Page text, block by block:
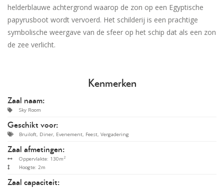
helderblauwe achtergrond waarop de zon op een Egyptische
papyrusboot wordt vervoerd. Het schilderij is een prachtige
symbolische weergave van de sfeer op het schip dat als een zon
de zee verlicht.
Kenmerken
Zaal naam:
Sky Room
Geschikt voor:
Bruiloft, Diner, Evenement, Feest, Vergadering
Zaal afmetingen:
Oppervlakte: 130m2
Hoogte: 2m
Zaal capaciteit: